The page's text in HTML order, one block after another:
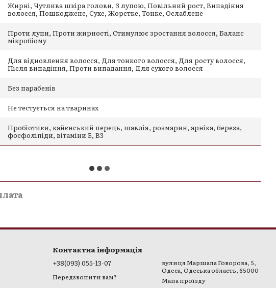
Жирні, Чутлива шкіра голови, З лупою, Повільний рост, Випадіння
волосся, Пошкоджене, Сухе, Жорстке, Тонке, Ослаблене
Проти лупи, Проти жирності, Стимулює зростання волосся, Баланс
мікробіому
Для відновлення волосся, Для тонкого волосся, Для росту волосся,
Після випадіння, Проти випадання, Для сухого волосся
Без парабенів
Не тестується на тваринах
Пробіотики, кайєнський перець, шавлія, розмарин, арніка, береза,
фосфоліпіди, вітаміни Е, В3
Контактна інформація
+38(093) 055-13-07
Передзвонити вам?
вулиця Маршала Говорова, 5,
Одеса, Одеська область, 65000
Мапа проїзду